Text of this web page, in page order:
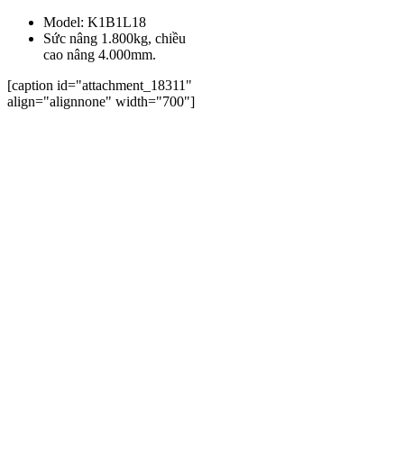
Model: K1B1L18
Sức nâng 1.800kg, chiều
cao nâng 4.000mm.
[caption id="attachment_18311"
align="alignnone" width="700"]